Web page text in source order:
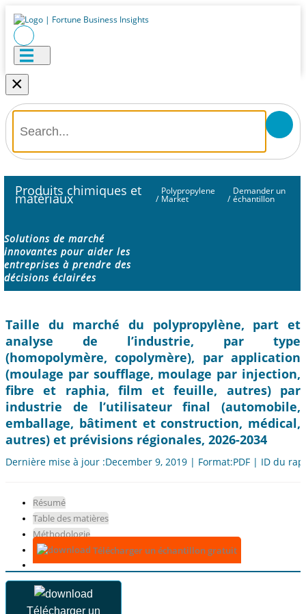
×
Produits chimiques et
matériaux /
Polypropylene
Market /
Demander un
échantillon
Solutions de marché
innovantes pour aider les
entreprises à prendre des
décisions éclairées
Taille du marché du polypropylène, part et
analyse de l’industrie, par type
(homopolymère, copolymère), par application
(moulage par soufflage, moulage par injection,
fibre et raphia, film et feuille, autres) par
industrie de l’utilisateur final (automobile,
emballage, bâtiment et construction, médical,
autres) et prévisions régionales, 2026-2034
Dernière mise à jour :December 9, 2019 | Format:PDF | ID du
Résumé
Table des matières
Méthodologie
Télécharger un échantillon gratuit
Télécharger un